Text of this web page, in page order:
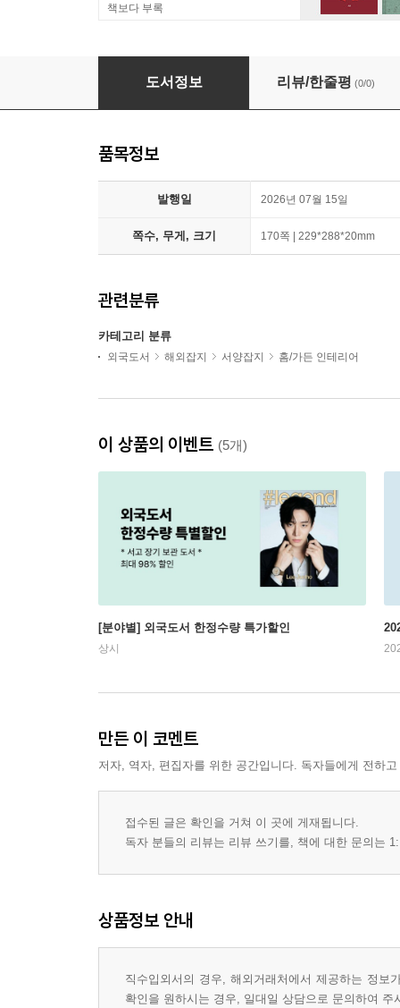
책보다 부록
Homes & Gardens UK (월간) : 2026년 07월
도서정보 리뷰/한줄평 (0/0)
품목정보
발행일 2026년 07월 15일
쪽수, 무게, 크기 170쪽 | 229*288*20mm
관련분류
카테고리 분류
외국도서 해외잡지 서양잡지 홈/가든 인테리어
이 상품의 이벤트 (5개)
[분야별] 외국도서 한정수량 특가할인
상시
만든 이 코멘트
저자, 역자, 편집자를 위한 공간입니다. 독자들에게 전하
접수된 글은 확인을 거쳐 이 곳에 게재됩니다.
독자 분들의 리뷰는 리뷰 쓰기를, 책에 대한 문의는
상품정보 안내
직수입외서의 경우, 해외거래처에서 제공하는 정
확인을 원하시는 경우, 일대일 상담으로 문의하여 주